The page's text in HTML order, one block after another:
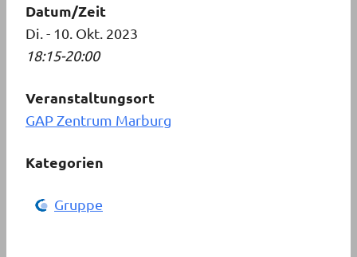
Datum/Zeit
Di. - 10. Okt. 2023
18:15-20:00
Veranstaltungsort
GAP Zentrum Marburg
Kategorien
Gruppe